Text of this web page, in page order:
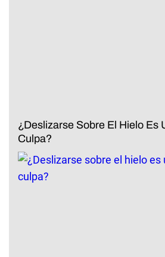
¿Deslizarse Sobre El Hielo Es
Culpa?